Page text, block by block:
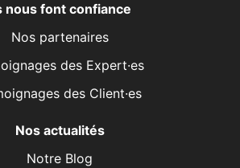
nous font confiance
Nos partenaires
des Expert·es
des Client·es
Nos actualités
Notre Blog